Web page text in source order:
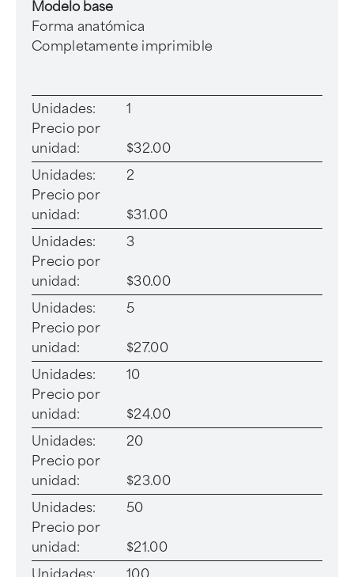
Modelo base
Forma anatómica
Completamente imprimible
Unidades:
1
Precio por
unidad:
$32.00
Unidades:
2
Precio por
unidad:
$31.00
Unidades:
3
Precio por
unidad:
$30.00
Unidades:
5
Precio por
unidad:
$27.00
Unidades:
10
Precio por
unidad:
$24.00
Unidades:
20
Precio por
unidad:
$23.00
Unidades:
50
Precio por
unidad:
$21.00